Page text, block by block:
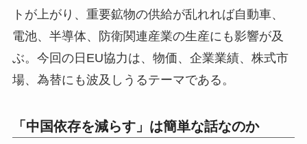
トが上がり、重要鉱物の供給が乱れれば自動車、
電池、半導体、防衛関連産業の生産にも影響が及
ぶ。今回の日EU協力は、物価、企業業績、株式市
場、為替にも波及しうるテーマである。
「中国依存を減らす」は簡単な話なのか